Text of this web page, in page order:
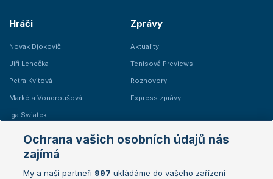
Hráči
Novak Djokovič
Jiří Lehečka
Petra Kvitová
Markéta Vondroušová
Iga Swiatek
Zprávy
Aktuality
Tenisová Previews
Rozhovory
Express zprávy
Žebříčky
Žebříček ATP (muži)
Australian Open
Ochrana vašich osobních údajů nás
zajímá
My a naši partneři 997 ukládáme do vašeho zařízení